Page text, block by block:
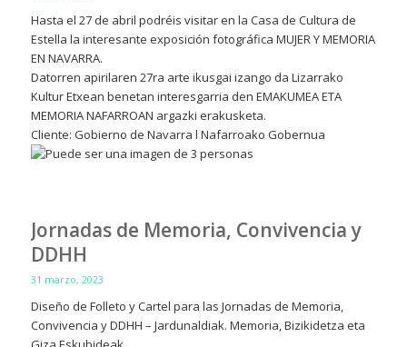
Hasta el 27 de abril podréis visitar en la Casa de Cultura de
Estella la interesante exposición fotográfica MUJER Y MEMORIA
EN NAVARRA.
Datorren apirilaren 27ra arte ikusgai izango da Lizarrako
Kultur Etxean benetan interesgarria den EMAKUMEA ETA
MEMORIA NAFARROAN argazki erakusketa.
Cliente: Gobierno de Navarra l Nafarroako Gobernua
Jornadas de Memoria, Convivencia y
DDHH
31 marzo, 2023
Diseño de Folleto y Cartel para las Jornadas de Memoria,
Convivencia y DDHH – Jardunaldiak. Memoria, Bizikidetza eta